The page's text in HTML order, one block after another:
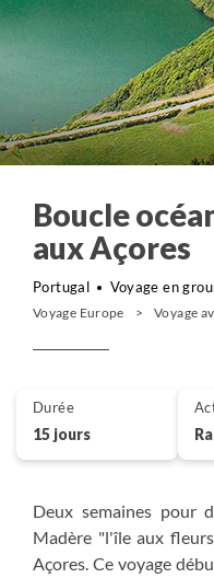
Boucle
aux Açores
Portugal Voyage en
Voyage Europe Voyage
Deux semaines pour
Madère "l'île aux
Açores. Ce voyage
Durée
15 jours